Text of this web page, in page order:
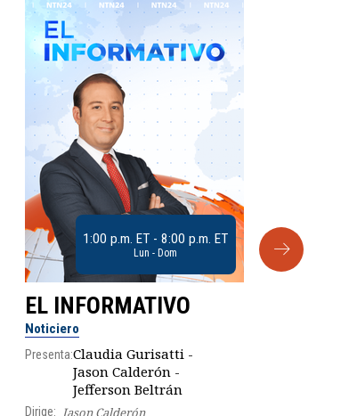
1:00 p.m. ET - 8:00 p.m. ET
Lun - Dom
EL INFORMATIVO
Noticiero
Presenta:Claudia Gurisatti -
Jason Calderón -
Jefferson Beltrán
Dirige: Jason Calderón